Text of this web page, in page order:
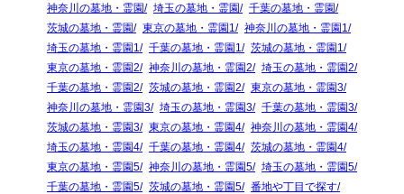
神奈川の墓地・霊園
埼玉の墓地・霊園
千葉の墓地・霊園
茨城の墓地・霊園
東京の墓地・霊園1
神奈川の墓地・霊園1
埼玉の墓地・霊園1
千葉の墓地・霊園1
茨城の墓地・霊園1
東京の墓地・霊園2
神奈川の墓地・霊園2
埼玉の墓地・霊園2
千葉の墓地・霊園2
茨城の墓地・霊園2
東京の墓地・霊園3
神奈川の墓地・霊園3
埼玉の墓地・霊園3
千葉の墓地・霊園3
茨城の墓地・霊園3
東京の墓地・霊園4
神奈川の墓地・霊園4
埼玉の墓地・霊園4
千葉の墓地・霊園4
茨城の墓地・霊園4
東京の墓地・霊園5
神奈川の墓地・霊園5
埼玉の墓地・霊園5
千葉の墓地・霊園5
茨城の墓地・霊園5
番地や丁目で探す